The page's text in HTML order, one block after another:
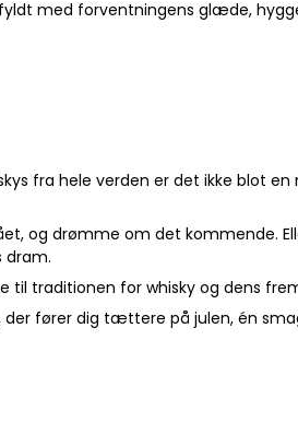
med forventningens glæde,
fra hele verden er det ikke blot
og drømme om det kommende.
dram.
traditionen for whisky og dens
fører dig tættere på julen, én